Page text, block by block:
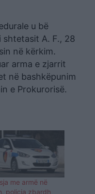
u bë
A. F., 28
në kërkim.
arma e zjarrit
në bashkëpunim
e Prokurorisë.
me armë në
policia zbardh